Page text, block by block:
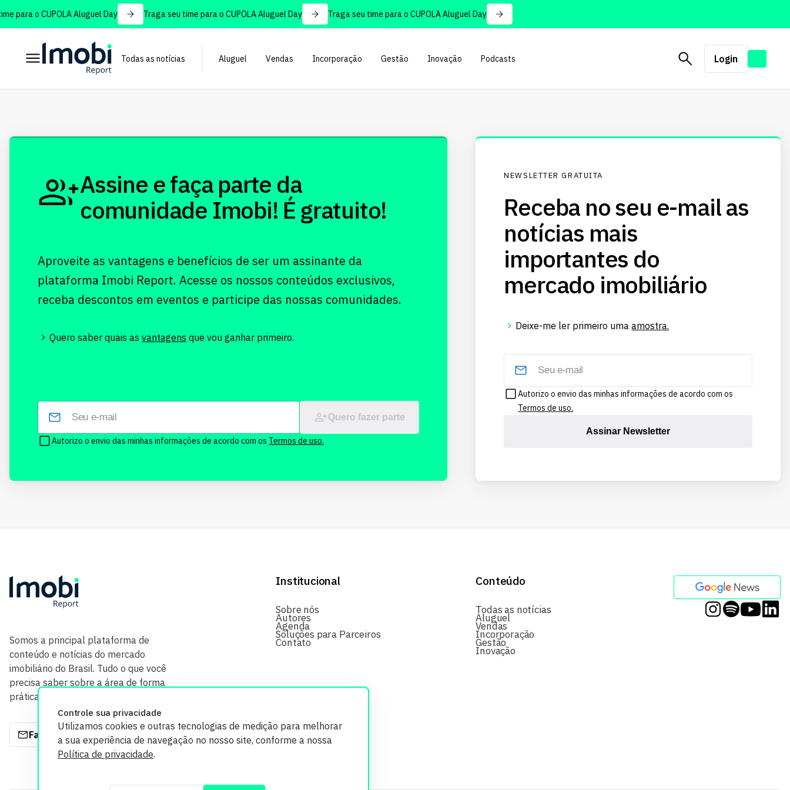
para o CUPOLA Aluguel Day Traga seu time para o CUPOLA Aluguel Day Traga seu time para o CUPOLA Aluguel Day
Todas as notícias Aluguel Vendas Incorporação Gestão Inovação Podcasts Login
Controle sua privacidade
Utilizamos cookies e outras tecnologias de medição para melhorar
a sua experiência de navegação no nosso site, conforme a nossa
Política de privacidade.
Assine e faça parte da
comunidade Imobi! É gratuito!
Aproveite as vantagens e benefícios de ser um assinante da
plataforma Imobi Report. Acesse os nossos conteúdos exclusivos,
receba descontos em eventos e participe das nossas comunidades.
Quero saber quais as vantagens que vou ganhar primeiro.
Quero fazer parte
Autorizo o envio das minhas informações de acordo com os Termos de uso.
NEWSLETTER GRATUITA
Receba no seu e-mail as
notícias mais
importantes do
mercado imobiliário
Deixe-me ler primeiro umaamostra.
Autorizo o envio das minhas informações de acordo com os
Termos de uso.
Assinar Newsletter
Somos a principal plataforma de
conteúdo e notícias do mercado
imobiliário do Brasil. Tudo o que você
precisa saber sobre a área de forma
prática e com credibilidade.
Fale com a gente
Institucional
Sobre nós
Autores
Agenda
Soluções para Parceiros
Contato
Conteúdo
Todas as notícias
Aluguel
Vendas
Incorporação
Gestão
Inovação